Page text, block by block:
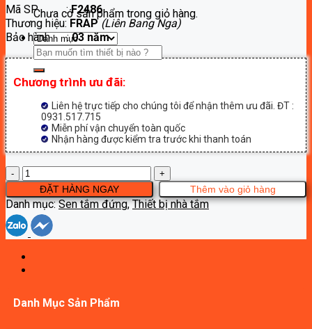
Chưa có sản phẩm trong giỏ hàng.
Tìm
kiếm:
là:
8,400,000₫.
tại
là:
4,620,000₫.
Mã SP :F2486
Thương hiệu: FRAP (Liên Bang Nga)
Bảo hành :03 năm
Chương trình ưu đãi:
Liên hệ trực tiếp cho chúng tôi để nhận thêm ưu đãi. ĐT :
0931.517.715
Miễn phí vận chuyển toàn quốc
Nhận hàng được kiểm tra trước khi thanh toán
Sen
cây
tắm
nóng
lạnh
Frap
Thêm vào giỏ hàng
ĐẶT HÀNG NGAY
Danh mục:Sen tắm đứng,Thiết bị nhà tắm
Danh Mục Sản Phẩm